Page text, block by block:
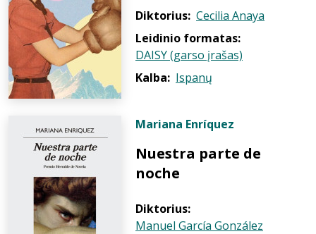
Diktorius: Cecilia Anaya
Leidinio formatas:
DAISY (garso įrašas)
Kalba: Ispanų
Mariana Enríquez
Nuestra parte de
noche
Diktorius:
Manuel García González